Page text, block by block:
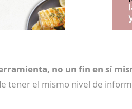
no un fin en sí
tener el mismo nivel de